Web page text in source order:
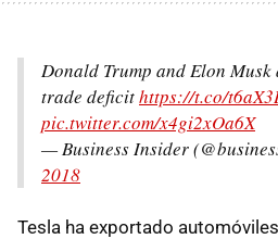
Donald Trump and Elon Musk
trade deficithttps://t.co/
pic.twitter.com/x4gi2xOa6X
— Business Insider
2018
Tesla ha exportado